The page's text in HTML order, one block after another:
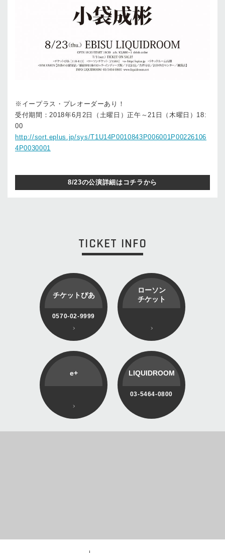
※イープラス・プレオーダーあり！
受付期間：2018年6月2日（土曜日）正午～21日（木曜日）18:
00
http://sort.eplus.jp/sys/T1U14P0010843P006001P00226106
4P0030001
8/23の公演詳細はコチラから
TICKET INFO
チケットぴあ
0570-02-9999
ローソン
チケット
e+ LIQUIDROOM
03-5464-0800